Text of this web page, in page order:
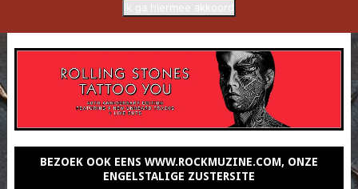
BEZOEK OOK EENS WWW.ROCKMUZINE.COM, ONZE
ENGELSTALIGE ZUSTERSITE
Ik ga hiermee akkoord